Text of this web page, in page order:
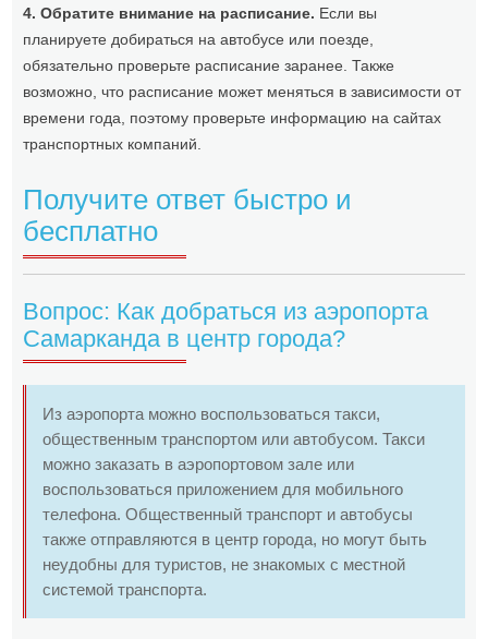
4. Обратите внимание на расписание. Если вы
планируете добираться на автобусе или поезде,
обязательно проверьте расписание заранее. Также
возможно, что расписание может меняться в зависимости от
времени года, поэтому проверьте информацию на сайтах
транспортных компаний.
Получите ответ быстро и
бесплатно
Вопрос: Как добраться из аэропорта
Самарканда в центр города?
Из аэропорта можно воспользоваться такси,
общественным транспортом или автобусом. Такси
можно заказать в аэропортовом зале или
воспользоваться приложением для мобильного
телефона. Общественный транспорт и автобусы
также отправляются в центр города, но могут быть
неудобны для туристов, не знакомых с местной
системой транспорта.